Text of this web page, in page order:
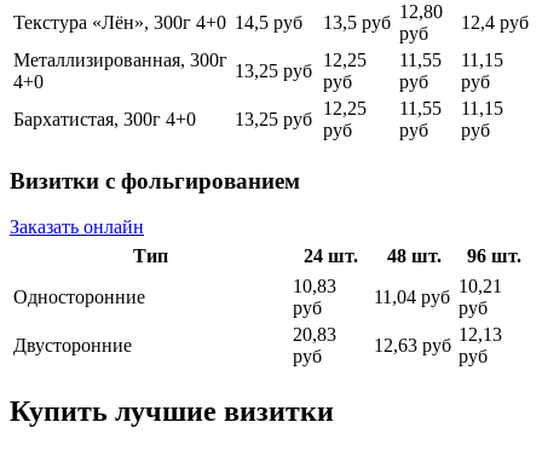
Текстура «Лён», 300г 4+0 14,5 руб 13,5 руб
12,80
руб
12,4 руб
Металлизированная, 300г
4+0
13,25 руб
12,25
руб
11,55
руб
11,15
руб
Бархатистая, 300г 4+0
13,25 руб
12,25
руб
11,55
руб
11,15
руб
Визитки с фольгированием
Заказать онлайн
Тип
24 шт. 48 шт.
96 шт.
Односторонние
10,83
руб
11,04 руб
10,21
руб
Двусторонние
20,83
руб
12,63 руб
12,13
руб
Купить лучшие визитки